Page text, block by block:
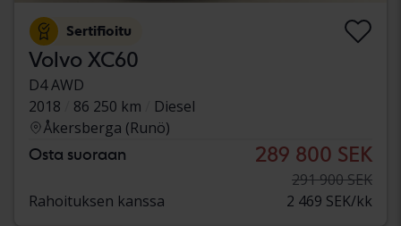
Sertifioitu
Volvo XC60
D4 AWD
2018
86 250 km
Diesel
Åkersberga (Runö)
Osta suoraan 289 800 SEK
291 900 SEK
Rahoituksen kanssa
2 469 SEK/kk